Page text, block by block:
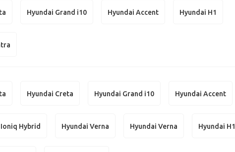
Hyundai Grand i10 Hyundai Accent Hyundai H1
Hyundai Creta Hyundai Grand i10 Hyundai Accent
Hybrid Hyundai Verna Hyundai Verna Hyundai H1